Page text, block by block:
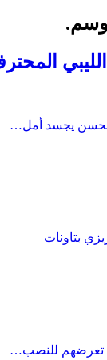
الحسن يجسد أمل…
بتاونات
تعرضهم للنصب…